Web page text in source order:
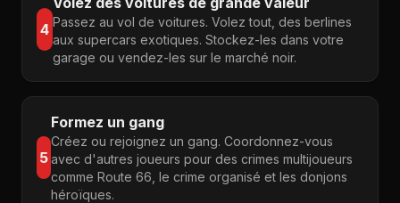
4 Passez au vol de voitures. Volez tout, des berlines
aux supercars exotiques. Stockez-les dans votre
garage ou vendez-les sur le marché noir.
5
Formez un gang
Créez ou rejoignez un gang. Coordonnez-vous
avec d'autres joueurs pour des crimes multijoueurs
comme Route 66, le crime organisé et les donjons
héroïques.